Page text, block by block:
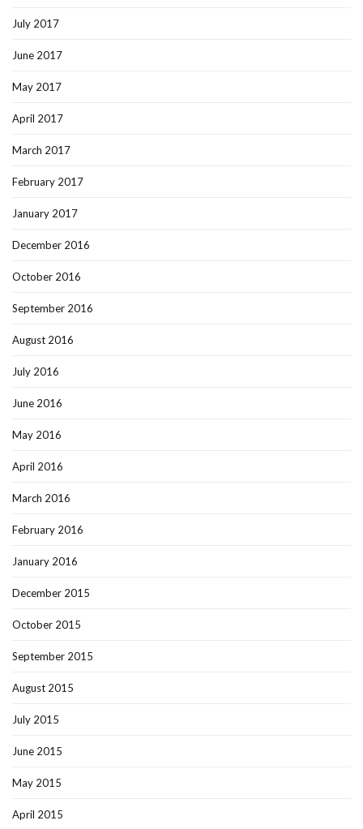
July 2017
June 2017
May 2017
April 2017
March 2017
February 2017
January 2017
December 2016
October 2016
September 2016
August 2016
July 2016
June 2016
May 2016
April 2016
March 2016
February 2016
January 2016
December 2015
October 2015
September 2015
August 2015
July 2015
June 2015
May 2015
April 2015